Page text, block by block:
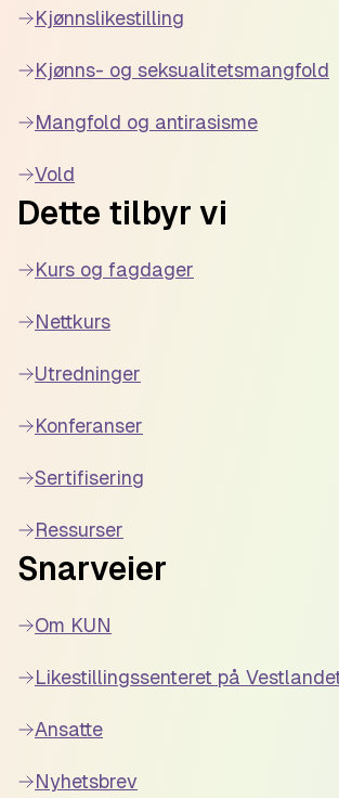
Kjønnslikestilling
Kjønns- og seksualitetsmangfold
Mangfold og antirasisme
Vold
Dette tilbyr vi
Kurs og fagdager
Nettkurs
Utredninger
Konferanser
Sertifisering
Ressurser
Snarveier
Om KUN
Likestillingssenteret på
Ansatte
Nyhetsbrev